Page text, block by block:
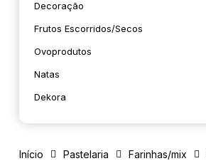
Decoração
Frutos Escorridos/secos
Ovoprodutos
Natas
Dekora
Início Pastelaria Farinhas/mix